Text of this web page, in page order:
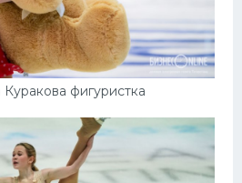
Куракова фигуристка